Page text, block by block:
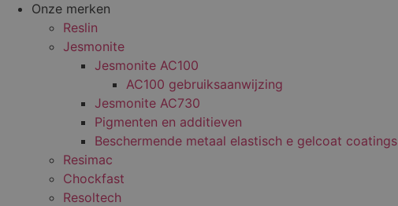
Onze merken
Reslin
Jesmonite
Jesmonite AC100
AC100 gebruiksaanwijzing
Jesmonite AC730
Pigmenten en additieven
Beschermende metaal elastisch e gelcoat coatings
Resimac
Chockfast
Resoltech